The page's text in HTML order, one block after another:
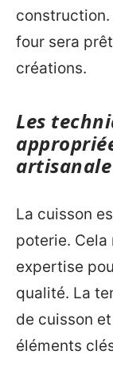
four sera
créations.
Les
artisanale
La cuisson
poterie.
expertise
qualité. La
de cuisson
éléments